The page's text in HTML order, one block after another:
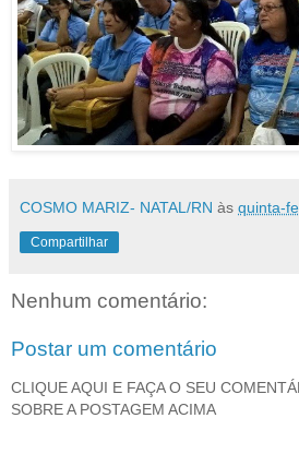
COSMO MARIZ- NATAL/RN às quinta-
Compartilhar
Nenhum comentário:
Postar um comentário
CLIQUE AQUI E FAÇA O SEU
SOBRE A POSTAGEM ACIMA